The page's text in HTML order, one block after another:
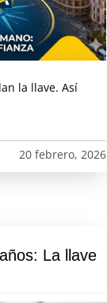
la llave. Así
20 febrero, 2026
La llave